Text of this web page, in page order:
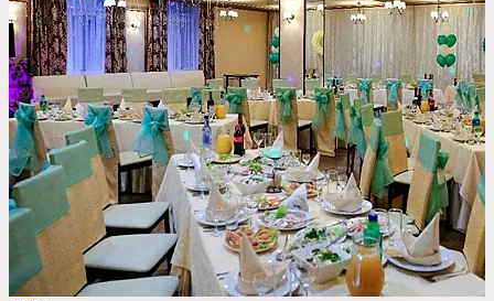
Бюджет на персону
—
Важные условия
Танцпол
Со сценой
Со своим алкоголем